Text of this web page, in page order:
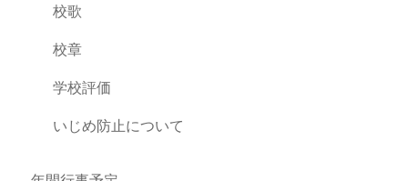
校歌
校章
学校評価
いじめ防止について